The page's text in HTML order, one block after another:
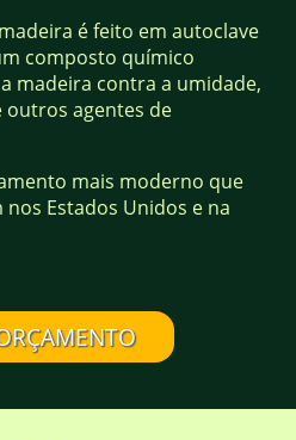
é feito em autoclave
composto químico
madeira contra a umidade,
outros agentes de
mais moderno que
Estados Unidos e na